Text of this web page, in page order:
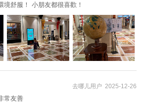
境舒服！ 小朋友都很喜歡！
去哪儿用户 2025-12-26
常友善